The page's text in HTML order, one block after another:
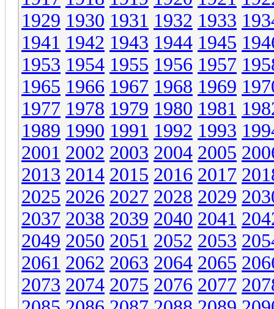
1929 1930 1931 1932 1933
1941 1942 1943 1944 1945
1953 1954 1955 1956 1957
1965 1966 1967 1968 1969
1977 1978 1979 1980 1981
1989 1990 1991 1992 1993
2001 2002 2003 2004 2005
2013 2014 2015 2016 2017
2025 2026 2027 2028 2029
2037 2038 2039 2040 2041
2049 2050 2051 2052 2053
2061 2062 2063 2064 2065
2073 2074 2075 2076 2077